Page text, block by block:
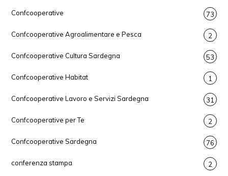
Confcooperative 73
Confcooperative Agroalimentare e Pesca 2
Confcooperative Cultura Sardegna 53
Confcooperative Habitat 1
Confcooperative Lavoro e Servizi Sardegna 31
Confcooperative per Te 2
Confcooperative Sardegna 76
conferenza stampa 2